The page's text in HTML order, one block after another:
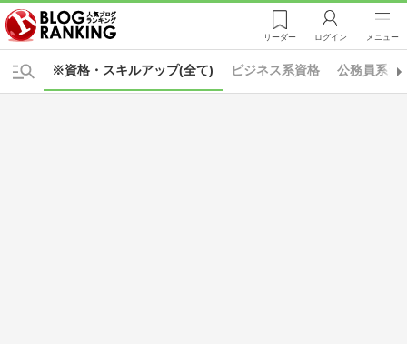
リーダー ログイン メニュー
※資格・スキルアップ(全て) ビジネス系資格 公務員系資